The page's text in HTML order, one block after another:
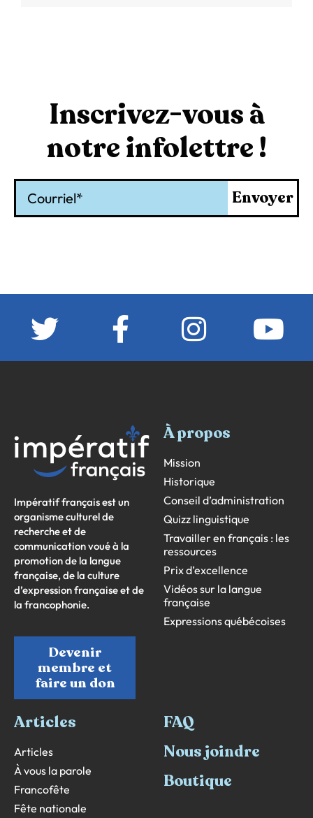
Inscrivez-vous à
notre infolettre !
Envoyer
Impératif français est un
organisme culturel de
recherche et de
communication voué à la
promotion de la langue
française, de la culture
d’expression française et de
la francophonie.
Devenir
membre et
faire un don
À propos
Mission
Historique
Conseil d’administration
Quizz linguistique
Travailler en français : les
ressources
Prix d’excellence
Vidéos sur la langue
française
Expressions québécoises
Articles
Articles
À vous la parole
Francofête
Fête nationale
FAQ
Nous joindre
Boutique